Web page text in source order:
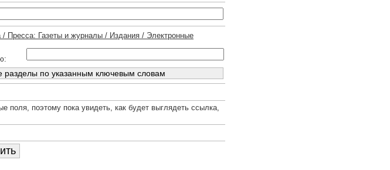
Пресса: Газеты и журналы / Издания / Электронные
поля, поэтому пока увидеть, как будет выглядеть ссылка,